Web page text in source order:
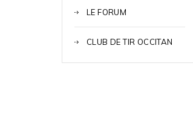
LE FORUM
CLUB DE TIR OCCITAN